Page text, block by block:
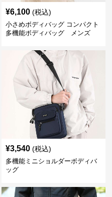
¥6,100 (税込)
小さめボディバッグ コンパクト
多機能ボディバッグ メンズ
¥3,540 (税込)
多機能ミニショルダーボディバ
ッグ